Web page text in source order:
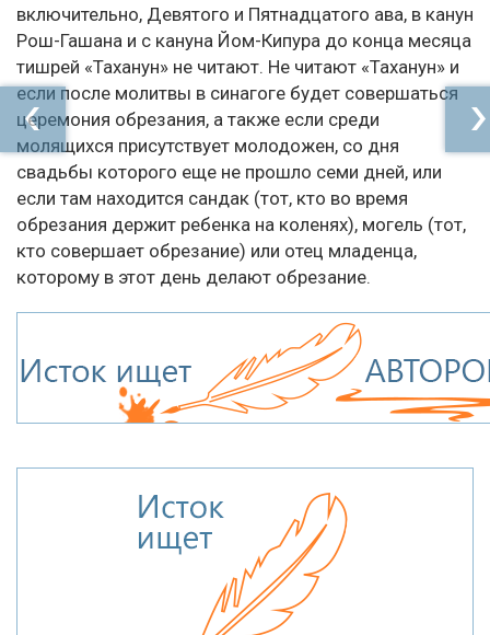
включительно, Девятого и Пятнадцатого ава, в канун
Рош-Гашана и с кануна Йом-Кипура до конца месяца
тишрей «Таханун» не читают. Не читают «Таханун» и
если после молитвы в синагоге будет совершаться
церемония обрезания, а также если среди
молящихся присутствует молодожен, со дня
свадьбы которого еще не прошло семи дней, или
если там находится сандак (тот, кто во время
обрезания держит ребенка на коленях), могель (тот,
кто совершает обрезание) или отец младенца,
которому в этот день делают обрезание.